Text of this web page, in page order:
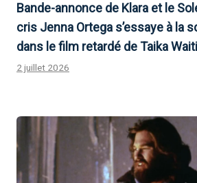
Bande-annonce de Klara et le
cris Jenna Ortega s’essaye à la
dans le film retardé de Taika
2 juillet 2026